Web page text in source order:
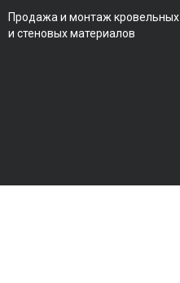
Продажа и монтаж кровельных
и стеновых материалов